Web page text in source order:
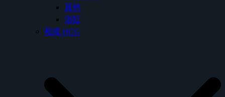
其他
浴缸
和成 HCG